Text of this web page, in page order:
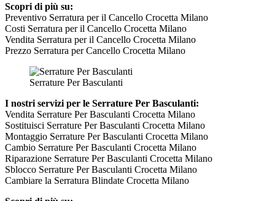
Scopri di più su:
Preventivo Serratura per il Cancello Crocetta Milano
Costi Serratura per il Cancello Crocetta Milano
Vendita Serratura per il Cancello Crocetta Milano
Prezzo Serratura per Cancello Crocetta Milano
Serrature Per Basculanti
I nostri servizi per le Serrature Per Basculanti:
Vendita Serrature Per Basculanti Crocetta Milano
Sostituisci Serrature Per Basculanti Crocetta Milano
Montaggio Serrature Per Basculanti Crocetta Milano
Cambio Serrature Per Basculanti Crocetta Milano
Riparazione Serrature Per Basculanti Crocetta Milano
Sblocco Serrature Per Basculanti Crocetta Milano
Cambiare la Serratura Blindate Crocetta Milano